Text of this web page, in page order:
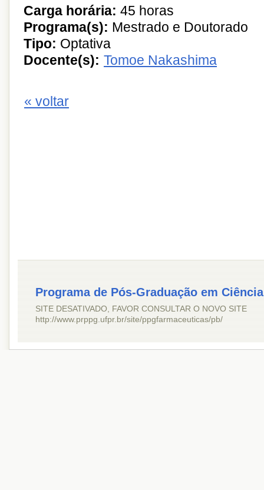
Carga horária: 45 horas
Programa(s): Mestrado e Doutorado
Tipo: Optativa
Docente(s): Tomoe Nakashima
« voltar
Programa de Pós-Graduação em
SITE DESATIVADO, FAVOR CONSULTAR O NOVO SITE
http://www.prppg.ufpr.br/site/ppgfarmaceuticas/pb/